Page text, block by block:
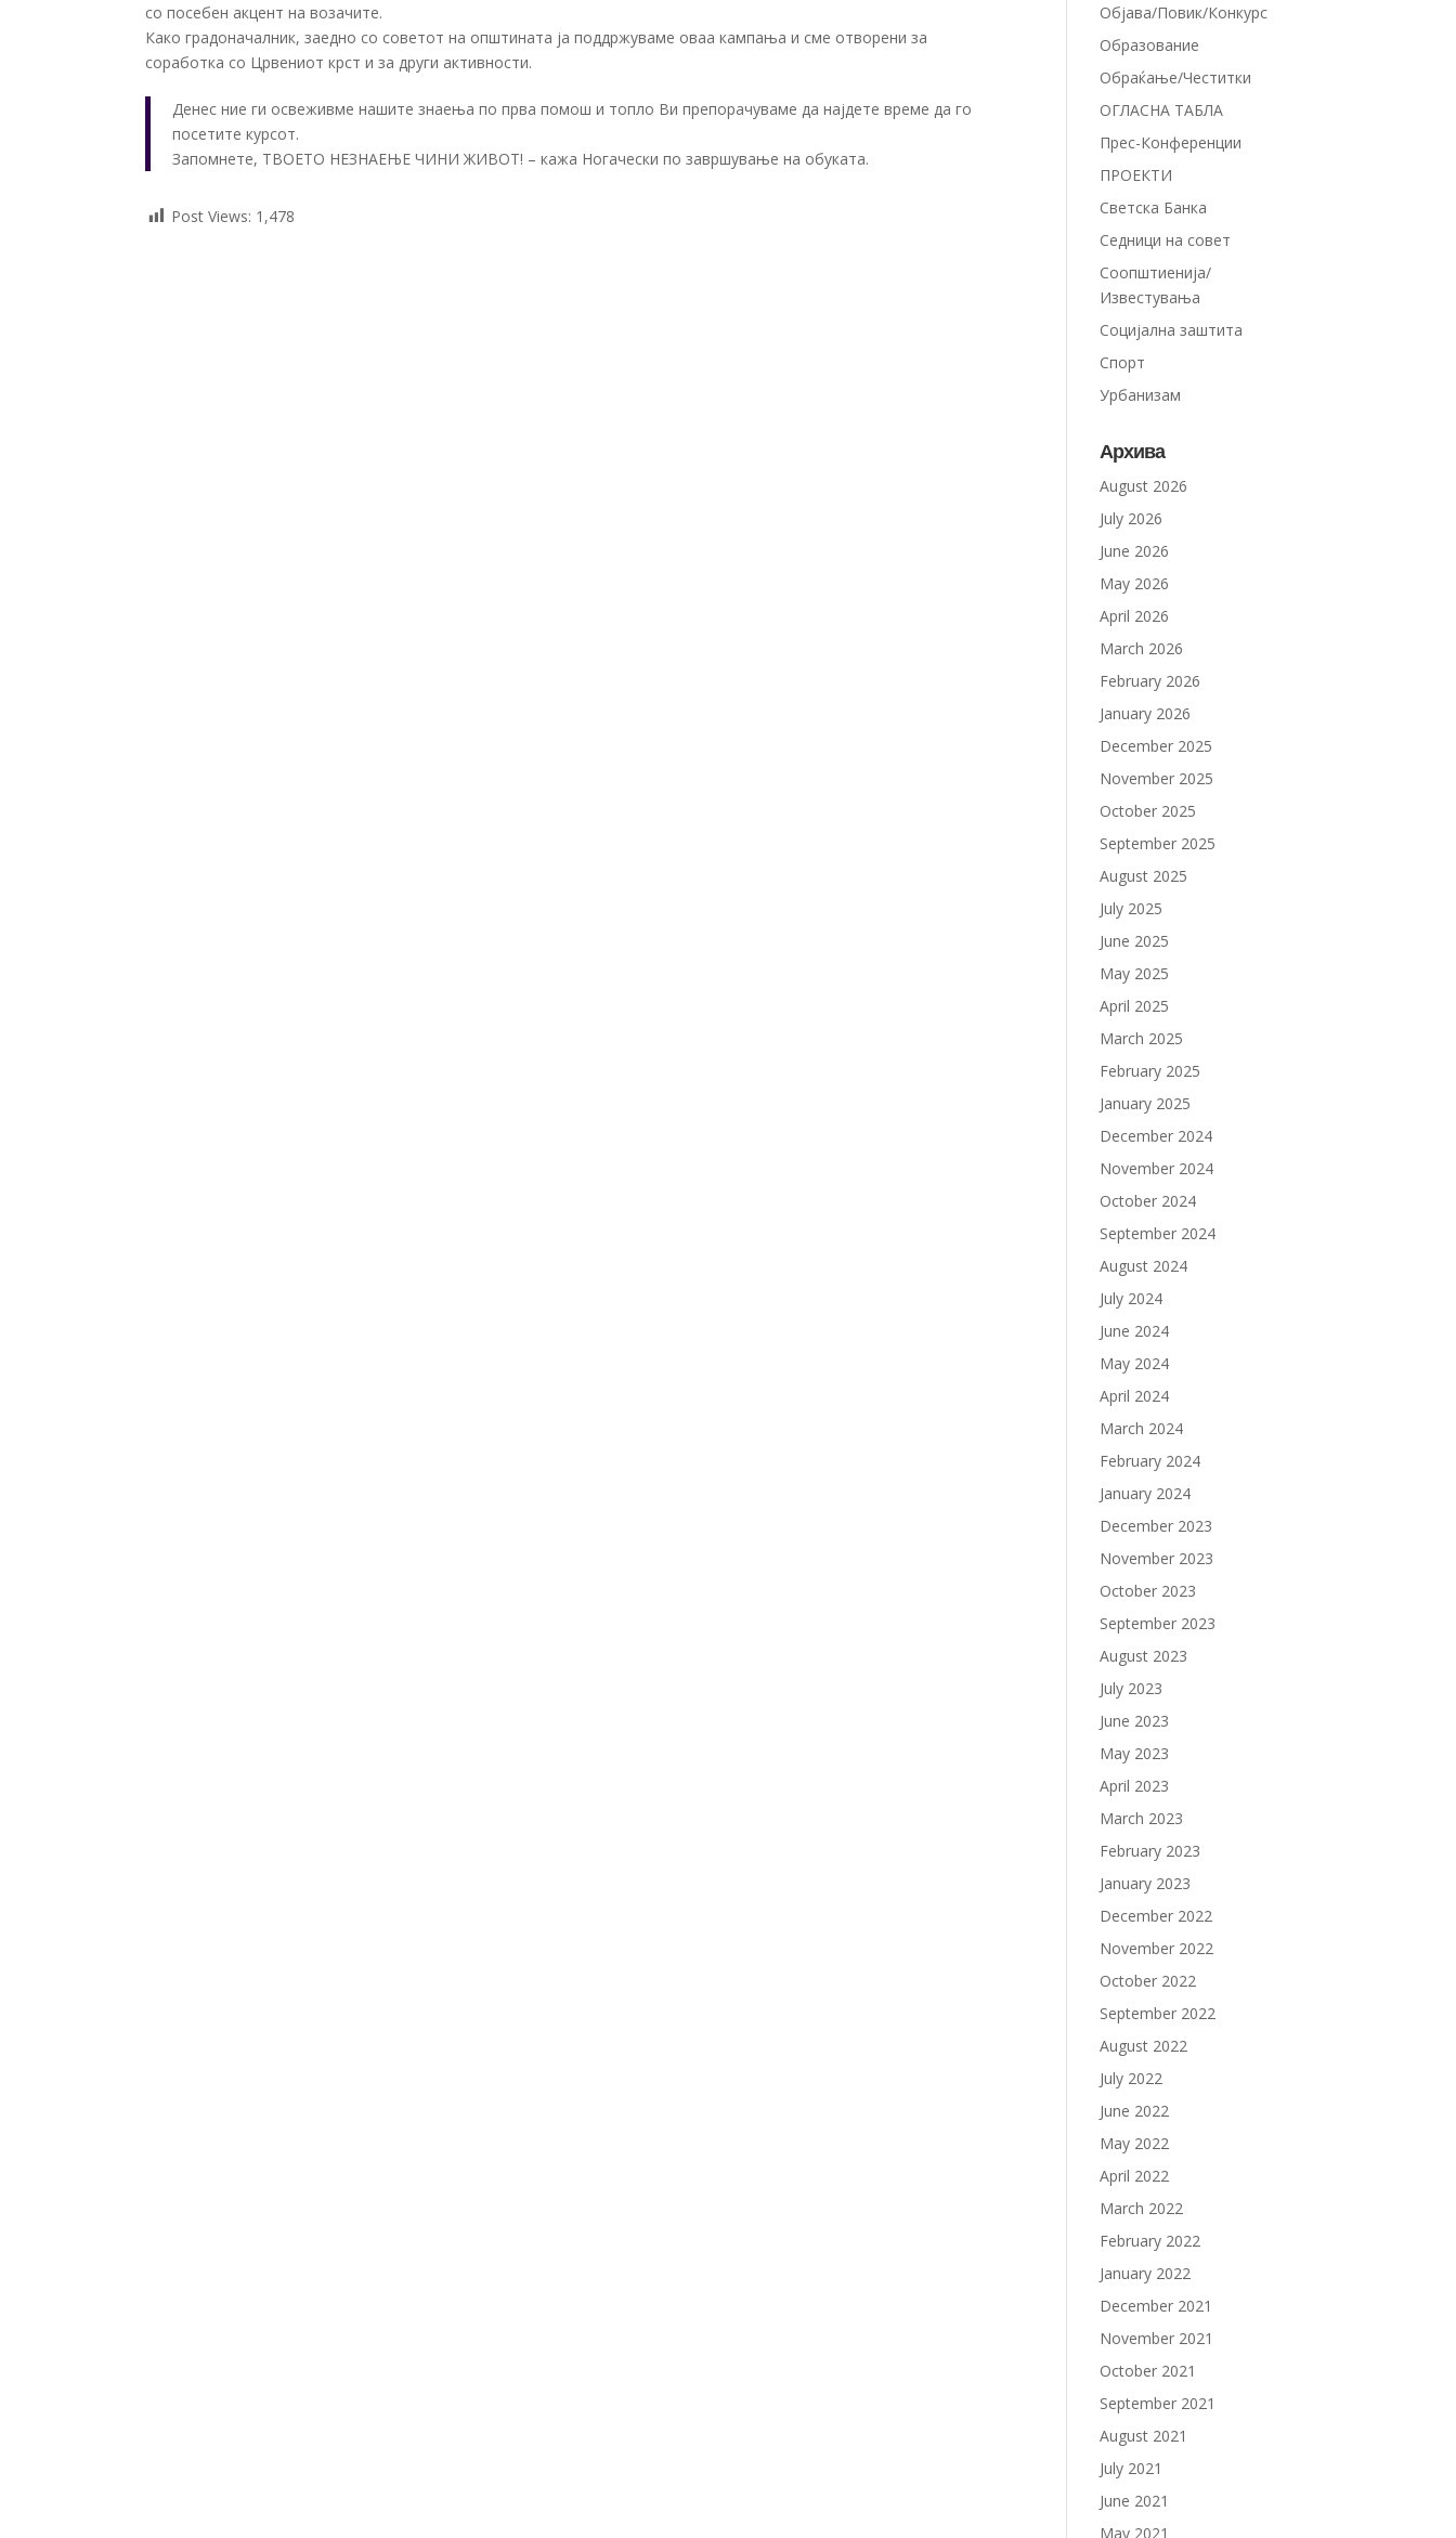
со посебен акцент на возачите.
Како градоначалник, заедно со советот на општината ја поддржуваме оваа кампања и сме отворени за
соработка со Црвениот крст и за други активности.
Денес ние ги освеживме нашите знаења по прва помош и топло Ви препорачуваме да најдете време да го
посетите курсот.
Запомнете, ТВОЕТО НЕЗНАЕЊЕ ЧИНИ ЖИВОТ! – кажа Ногачески по завршување на обуката.
Post Views: 1,478
Објава/Повик/Конкурс
Образование
Обраќање/Честитки
ОГЛАСНА ТАБЛА
Прес-Конференции
ПРОЕКТИ
Светска Банка
Седници на совет
Соопштиенија/
Известувања
Социјална заштита
Спорт
Урбанизам
Архива
August 2026
July 2026
June 2026
May 2026
April 2026
March 2026
February 2026
January 2026
December 2025
November 2025
October 2025
September 2025
August 2025
July 2025
June 2025
May 2025
April 2025
March 2025
February 2025
January 2025
December 2024
November 2024
October 2024
September 2024
August 2024
July 2024
June 2024
May 2024
April 2024
March 2024
February 2024
January 2024
December 2023
November 2023
October 2023
September 2023
August 2023
July 2023
June 2023
May 2023
April 2023
March 2023
February 2023
January 2023
December 2022
November 2022
October 2022
September 2022
August 2022
July 2022
June 2022
May 2022
April 2022
March 2022
February 2022
January 2022
December 2021
November 2021
October 2021
September 2021
August 2021
July 2021
June 2021
May 2021